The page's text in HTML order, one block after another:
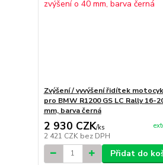
Zvýšení / vyvýšení řidítek
pro BMW R1200 GS LC Rally 16-
mm, barva černá
2 930 CZK/ks
2 421 CZK bez DPH
Přidat do